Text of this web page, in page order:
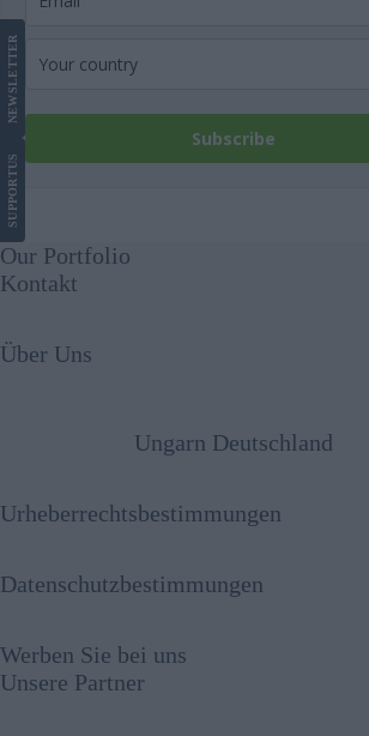
Subscribe
SUPPORT
US
NEWS
LETTER
Our Portfolio
Kontakt
Über Uns
Ungarn Deutschland
Urheberrechtsbestimmungen
Datenschutzbestimmungen
Werben Sie bei uns
Unsere Partner